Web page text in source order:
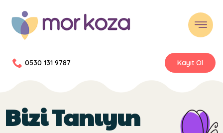
0530 131 9787 Kayıt Ol
Bizi Tanıyın